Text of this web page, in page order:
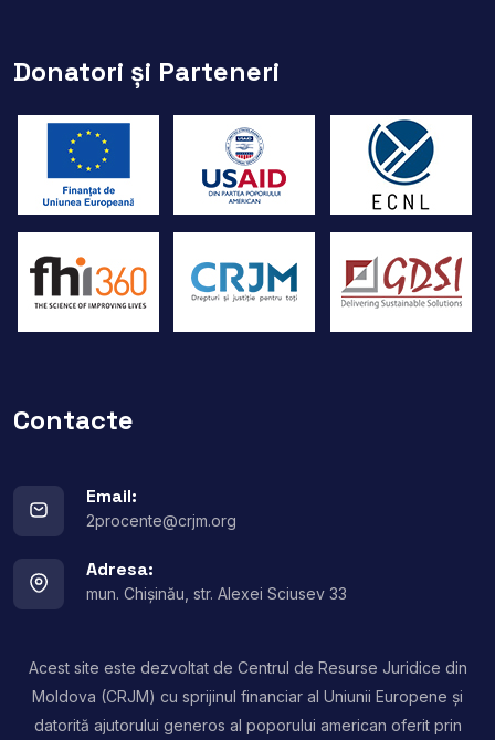
Donatori și Parteneri
Contacte
Email:
2procente@crjm.org
Adresa:
mun. Chișinău, str. Alexei Sciusev 33
Acest site este dezvoltat de Centrul de Resurse Juridice din
Moldova (CRJM) cu sprijinul financiar al Uniunii Europene și
datorită ajutorului generos al poporului american oferit prin